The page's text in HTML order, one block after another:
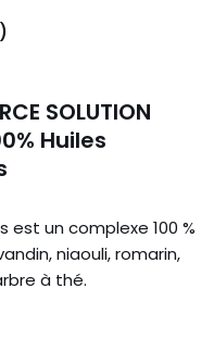
SOLUTION
Huiles
un complexe 100 %
niaouli, romarin,
à thé.